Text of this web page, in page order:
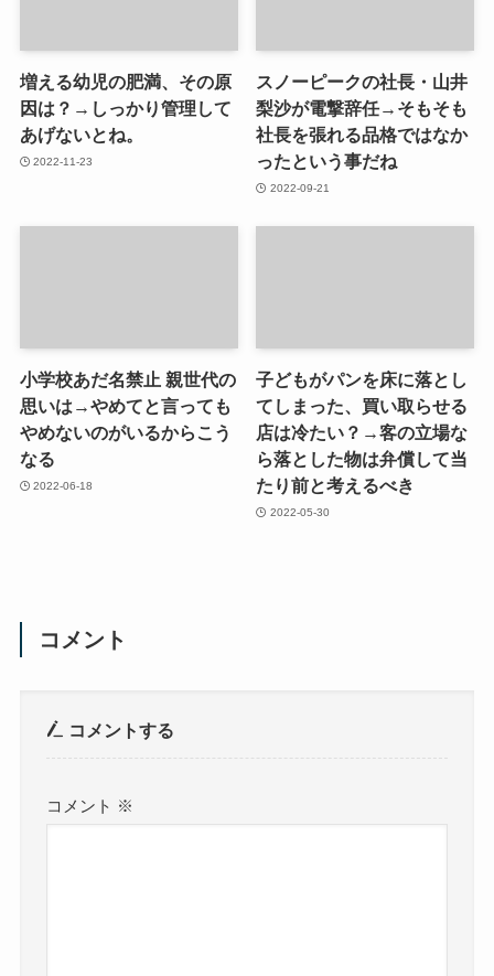
増える幼児の肥満、その原
因は？→しっかり管理して
あげないとね。
2022-11-23
スノーピークの社長・山井
梨沙が電撃辞任→そもそも
社長を張れる品格ではなか
ったという事だね
2022-09-21
小学校あだ名禁止 親世代の
思いは→やめてと言っても
やめないのがいるからこう
なる
2022-06-18
子どもがパンを床に落とし
てしまった、買い取らせる
店は冷たい？→客の立場な
ら落とした物は弁償して当
たり前と考えるべき
2022-05-30
コメント
コメントする
コメント ※